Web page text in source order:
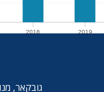
2018 2019
גובקאר,